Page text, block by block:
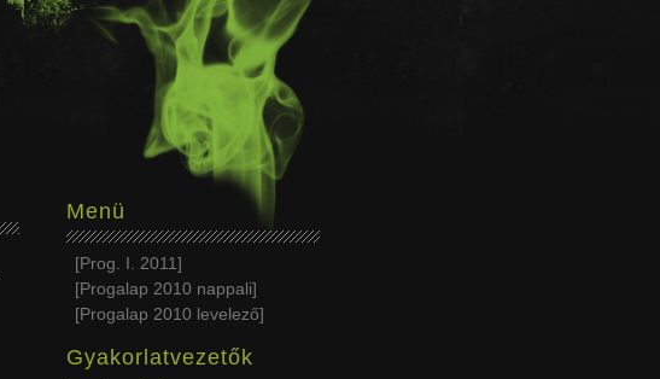
Menü
Prog. I. 2011
Progalap 2010 nappali
Progalap 2010 levelező
Gyakorlatvezetők